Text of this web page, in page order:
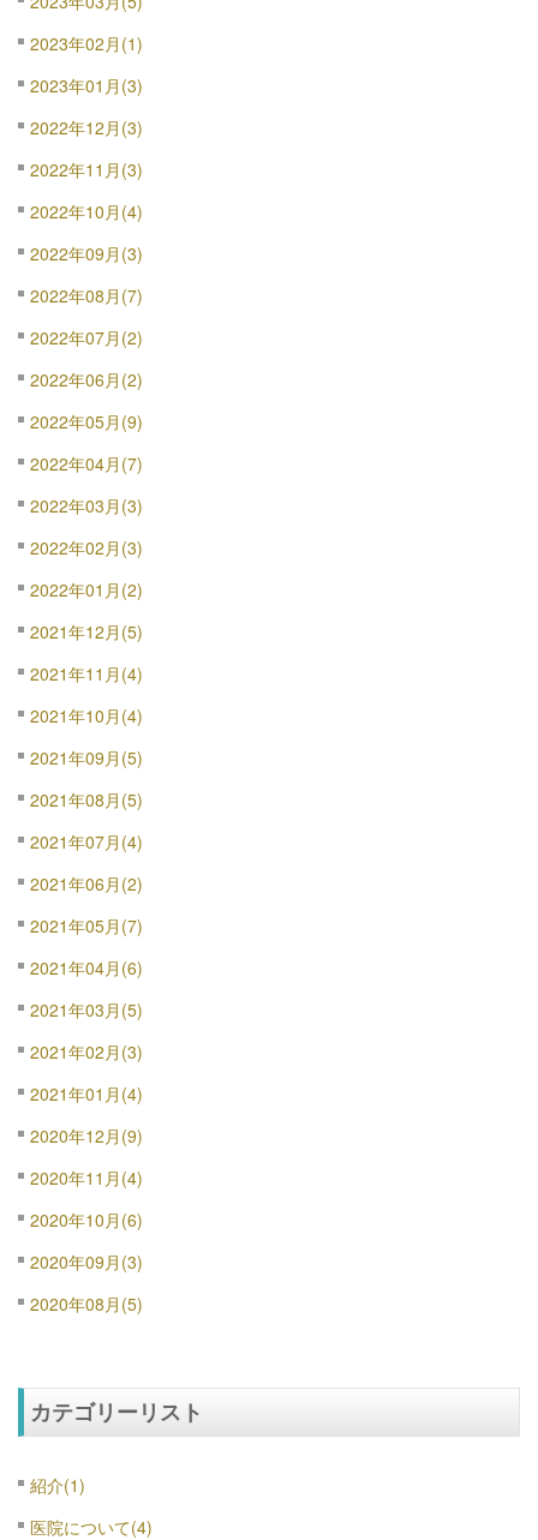
2023年02月(1)
2023年01月(3)
2022年12月(3)
2022年11月(3)
2022年10月(4)
2022年09月(3)
2022年08月(7)
2022年07月(2)
2022年06月(2)
2022年05月(9)
2022年04月(7)
2022年03月(3)
2022年02月(3)
2022年01月(2)
2021年12月(5)
2021年11月(4)
2021年10月(4)
2021年09月(5)
2021年08月(5)
2021年07月(4)
2021年06月(2)
2021年05月(7)
2021年04月(6)
2021年03月(5)
2021年02月(3)
2021年01月(4)
2020年12月(9)
2020年11月(4)
2020年10月(6)
2020年09月(3)
2020年08月(5)
カテゴリーリスト
紹介(1)
医院について(4)